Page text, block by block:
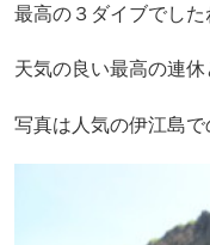
最高の３ダイブでし
天気の良い最高の連休
写真は人気の伊江島で